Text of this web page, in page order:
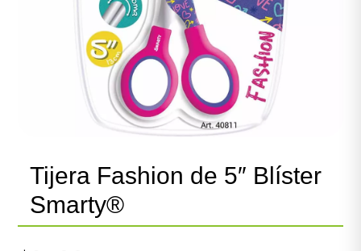
Tijera Fashion de 5″ Blíster
Smarty®